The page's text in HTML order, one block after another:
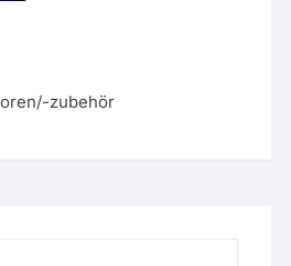
zubehör